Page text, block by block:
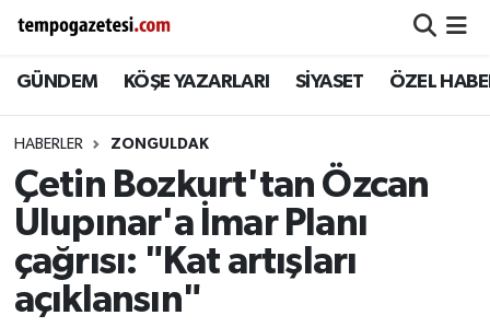
GÜNDEM KÖŞE YAZARLARI SİYASET ÖZEL
HABERLER ZONGULDAK
Çetin Bozkurt'tan Özcan
Ulupınar'a İmar Planı
çağrısı: "Kat artışları
açıklansın"
Alaplı
Çaycuma
Devrek
Ereğli
Gökçebey
Zonguldak Nöbetçi Eczaneler
Zonguldak Hava Durumu
Zonguldak Namaz Vakitleri
Zonguldak Trafik Yoğunluk Haritası
Süper Lig Puan Durumu ve Fikstür